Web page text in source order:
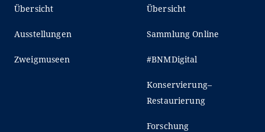
Übersicht
Ausstellungen
Zweigmuseen
Übersicht
Sammlung Online
#BNMDigital
Konservierung–
Restaurierung
Forschung